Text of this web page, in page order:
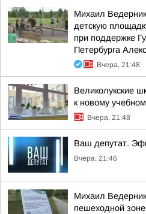
Михаил
детскую
при поддержке
Петербурга
Вчера, 21:48
Великолукские
к новому
Вчера, 21:48
Ваш депутат.
Вчера, 21:46
Михаил
пешеходной